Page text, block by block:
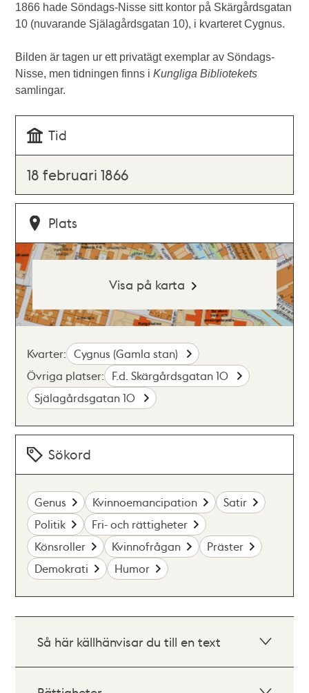
1866 hade Söndags-Nisse sitt kontor på Skärgårdsgatan
10 (nuvarande Själagårdsgatan 10), i kvarteret Cygnus.
Bilden är tagen ur ett privatägt exemplar av Söndags-
Nisse, men tidningen finns iKungliga Bibliotekets
samlingar.
Tid
18 februari 1866
Plats
Visa på karta
Kvarter: Cygnus (Gamla stan)
Övriga platser: F.d. Skärgårdsgatan 10
Själagårdsgatan 10
Sökord
Genus Kvinnoemancipation
Satir
Politik
Fri- och rättigheter
Könsroller
Kvinnofrågan
Präster
Demokrati
Humor
Så här källhänvisar du till en text